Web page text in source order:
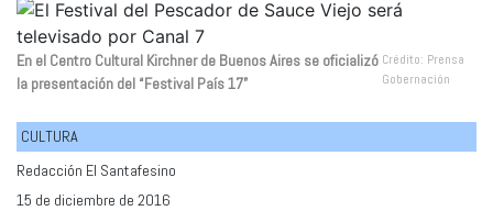
En el Centro Cultural Kirchner de Buenos Aires se oficializó
la presentación del “Festival País 17”
Crédito: Prensa
Gobernación
CULTURA
Redacción El Santafesino
15 de diciembre de 2016